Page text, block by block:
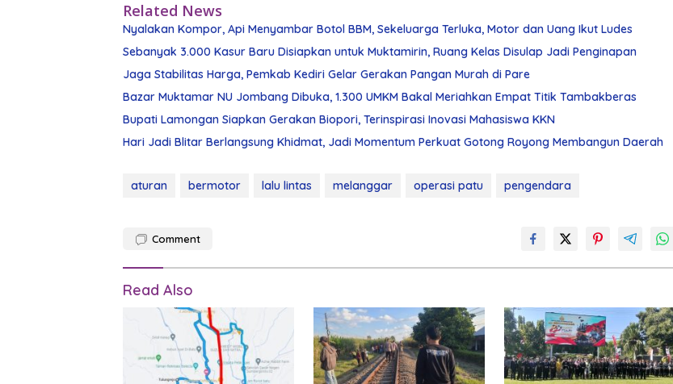
Related News
Nyalakan Kompor, Api Menyambar Botol BBM, Sekeluarga Terluka, Motor dan Uang Ikut Ludes
Sebanyak 3.000 Kasur Baru Disiapkan untuk Muktamirin, Ruang Kelas Disulap Jadi Penginapan
Jaga Stabilitas Harga, Pemkab Kediri Gelar Gerakan Pangan Murah di Pare
Bazar Muktamar NU Jombang Dibuka, 1.300 UMKM Bakal Meriahkan Empat Titik Tambakberas
Bupati Lamongan Siapkan Gerakan Biopori, Terinspirasi Inovasi Mahasiswa KKN
Hari Jadi Blitar Berlangsung Khidmat, Jadi Momentum Perkuat Gotong Royong Membangun Daerah
aturan bermotor lalu lintas melanggar operasi patu pengendara
Comment
Read Also